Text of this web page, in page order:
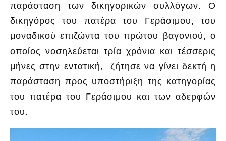
παράσταση των δικηγορικών συλλόγων. Ο
δικηγόρος του πατέρα του Γεράσιμου, του
μοναδικού επιζώντα του πρώτου βαγονιού, ο
οποίος νοσηλεύεται τρία χρόνια και τέσσερις
μήνες στην εντατική, ζήτησε να γίνει δεκτή η
παράσταση προς υποστήριξη της κατηγορίας
του πατέρα του Γεράσιμου και των αδερφών
του.